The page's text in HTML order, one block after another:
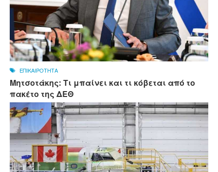
ΕΠΙΚΑΙΡΟΤΗΤΑ
Μητσοτάκης: Τι μπαίνει και τι κόβεται από το
πακέτο της ΔΕΘ